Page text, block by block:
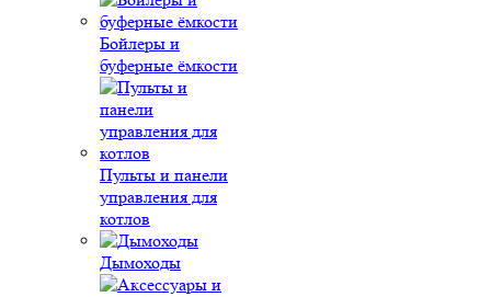
Бойлеры и
буферные ёмкости
Пульты и панели
управления для
котлов
Дымоходы